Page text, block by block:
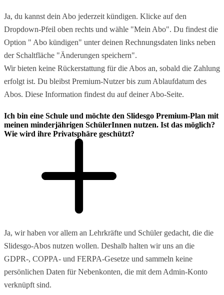
Ja, du kannst dein Abo jederzeit kündigen. Klicke auf den
Dropdown-Pfeil oben rechts und wähle "Mein Abo". Du findest die
Option " Abo kündigen" unter deinen Rechnungsdaten links neben
der Schaltfläche "Änderungen speichern".
Wir bieten keine Rückerstattung für die Abos an, sobald die Zahlung
erfolgt ist. Du bleibst Premium-Nutzer bis zum Ablaufdatum des
Abos. Diese Information findest du auf deiner Abo-Seite.
Ich bin eine Schule und möchte den Slidesgo Premium-Plan mit
meinen minderjährigen SchülerInnen nutzen. Ist das möglich?
Wie wird ihre Privatsphäre geschützt?
Ja, wir haben vor allem an Lehrkräfte und Schüler gedacht, die die
Slidesgo-Abos nutzen wollen. Deshalb halten wir uns an die
GDPR-, COPPA- und FERPA-Gesetze und sammeln keine
persönlichen Daten für Nebenkonten, die mit dem Admin-Konto
verknüpft sind.